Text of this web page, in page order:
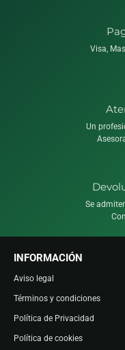
Visa,
Un
Se
INFORMACIÓN
Aviso legal
Términos y condiciones
Política de Privacidad
Política de cookies